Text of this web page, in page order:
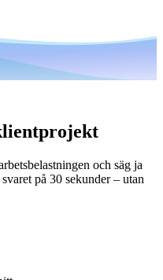
och säg ja
på 30 sekunder – utan